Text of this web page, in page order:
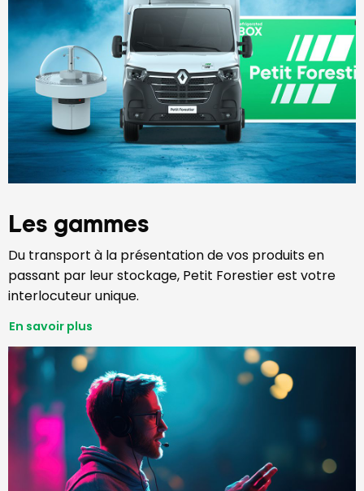
Les gammes
Du transport à la présentation de vos produits en
passant par leur stockage, Petit Forestier est votre
interlocuteur unique.
En savoir plus